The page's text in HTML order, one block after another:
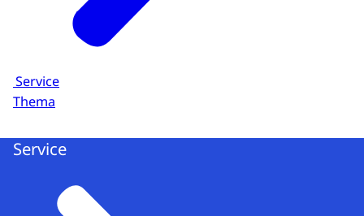
Service
Thema
Service